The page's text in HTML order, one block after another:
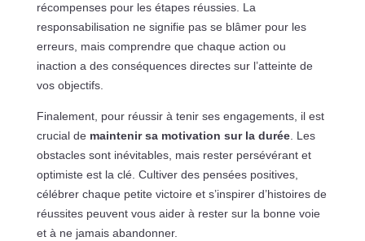
récompenses pour les étapes réussies. La
responsabilisation ne signifie pas se blâmer pour les
erreurs, mais comprendre que chaque action ou
inaction a des conséquences directes sur l’atteinte de
vos objectifs.
Finalement, pour réussir à tenir ses engagements, il est
crucial de maintenir sa motivation sur la durée. Les
obstacles sont inévitables, mais rester persévérant et
optimiste est la clé. Cultiver des pensées positives,
célébrer chaque petite victoire et s’inspirer d’histoires de
réussites peuvent vous aider à rester sur la bonne voie
et à ne jamais abandonner.